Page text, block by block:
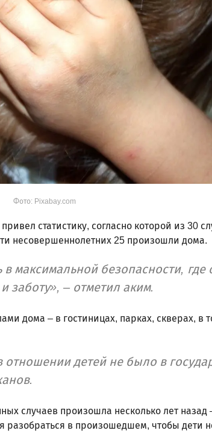
Фото: Pixabay.com
статистику, согласно которой из 30
несовершеннолетних 25 произошли дома.
максимальной безопасности, где
заботу», – отметил аким.
дома – в гостиницах, парках, скверах, в
отношении детей не было в
случаев произошла несколько лет назад
разобраться в произошедшем, чтобы дети